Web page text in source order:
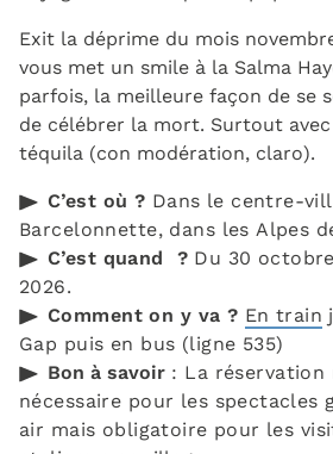
Exit la déprime du mois
vous met un smile à la Salma
parfois, la meilleure façon de se
de célébrer la mort. Surtout
téquila (con modération, claro).
C’est où ? Dans le centre-
Barcelonnette, dans les Alpes
C’est quand ? Du 30
2026.
Comment on y va ? En train
Gap puis en bus (ligne 535)
Bon à savoir : La réservation
nécessaire pour les spectacles
air mais obligatoire pour les